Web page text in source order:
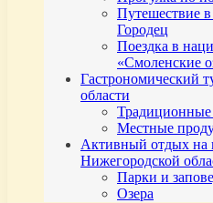
Путешествие
Городец
Поездка в
«Смоленские
Гастрономический
области
Местные
Активный отдых на
Нижегородской
Парки и
Озера